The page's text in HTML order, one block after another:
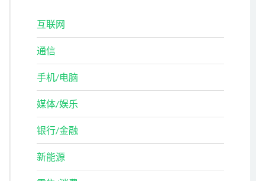
互联网
通信
手机/电脑
媒体/娱乐
银行/金融
新能源